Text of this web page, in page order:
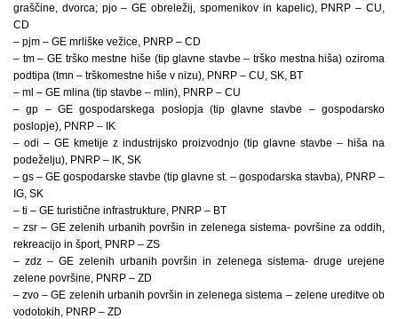
graščine, dvorca; pjo – GE obreležij, spomenikov in kapelic), PNRP – CU,
CD
– pjm – GE mrliške vežice, PNRP – CD
– tm – GE trško mestne hiše (tip glavne stavbe – trško mestna hiša) oziroma
podtipa (tmn – trškomestne hiše v nizu), PNRP – CU, SK, BT
– ml – GE mlina (tip stavbe – mlin), PNRP – CU
– gp – GE gospodarskega poslopja (tip glavne stavbe – gospodarsko
poslopje), PNRP – IK
– odi – GE kmetije z industrijsko proizvodnjo (tip glavne stavbe – hiša na
podeželju), PNRP – IK, SK
– gs – GE gospodarske stavbe (tip glavne st. – gospodarska stavba), PNRP –
IG, SK
– ti – GE turistične infrastrukture, PNRP – BT
– zsr – GE zelenih urbanih površin in zelenega sistema- površine za oddih,
rekreacijo in šport, PNRP – ZS
– zdz – GE zelenih urbanih površin in zelenega sistema- druge urejene
zelene površine, PNRP – ZD
– zvo – GE zelenih urbanih površin in zelenega sistema – zelene ureditve ob
vodotokih, PNRP – ZD